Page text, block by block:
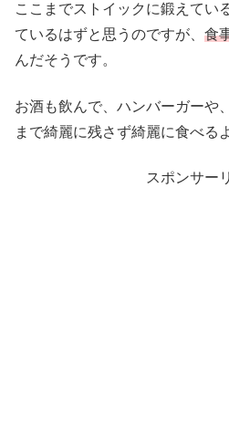
ここまでストイックに鍛えてい
ているはずと思うのですが、 食
んだそうです。
お酒も飲んで、ハンバーガーや
まで綺麗に残さず綺麗に食べる
スポンサー